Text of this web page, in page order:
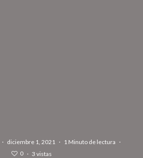
· diciembre 1, 2021 · 1 Minuto de lectura ·
0 · 3 vistas